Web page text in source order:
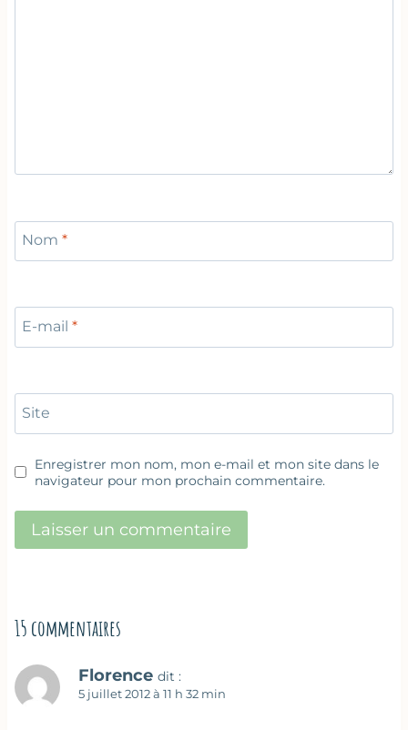
Nom *
E-mail *
Site
Enregistrer mon nom, mon e-mail et mon site dans le
navigateur pour mon prochain commentaire.
15 commentaires
Florence dit :
5 juillet 2012 à 11 h 32 min